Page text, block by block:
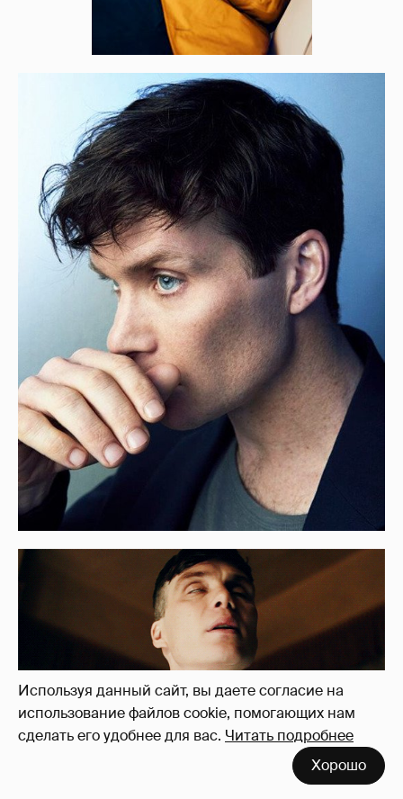
Используя данный сайт, вы даете согласие на
использование файлов cookie, помогающих нам
сделать его удобнее для вас. Читать подробнее
Хорошо